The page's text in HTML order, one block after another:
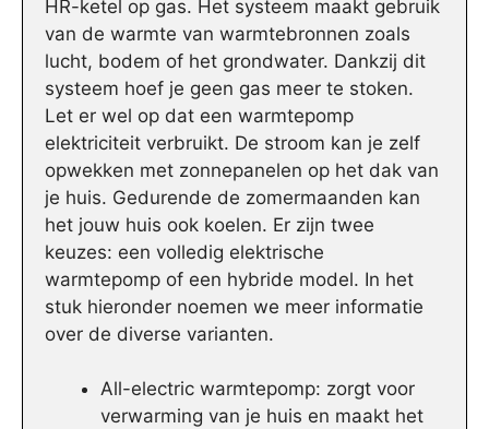
HR-ketel op gas. Het systeem maakt gebruik
van de warmte van warmtebronnen zoals
lucht, bodem of het grondwater. Dankzij dit
systeem hoef je geen gas meer te stoken.
Let er wel op dat een warmtepomp
elektriciteit verbruikt. De stroom kan je zelf
opwekken met zonnepanelen op het dak van
je huis. Gedurende de zomermaanden kan
het jouw huis ook koelen. Er zijn twee
keuzes: een volledig elektrische
warmtepomp of een hybride model. In het
stuk hieronder noemen we meer informatie
over de diverse varianten.
All-electric warmtepomp: zorgt voor
verwarming van je huis en maakt het